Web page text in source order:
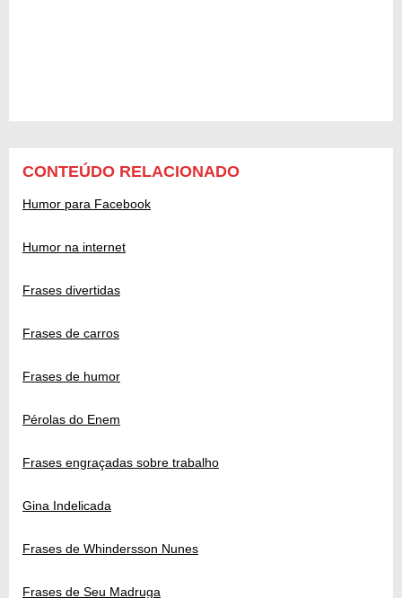
CONTEÚDO RELACIONADO
Humor para Facebook
Humor na internet
Frases divertidas
Frases de carros
Frases de humor
Pérolas do Enem
Frases engraçadas sobre trabalho
Gina Indelicada
Frases de Whindersson Nunes
Frases de Seu Madruga